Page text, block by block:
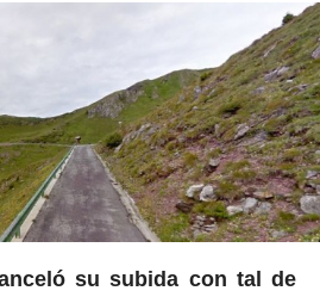
su subida con tal de